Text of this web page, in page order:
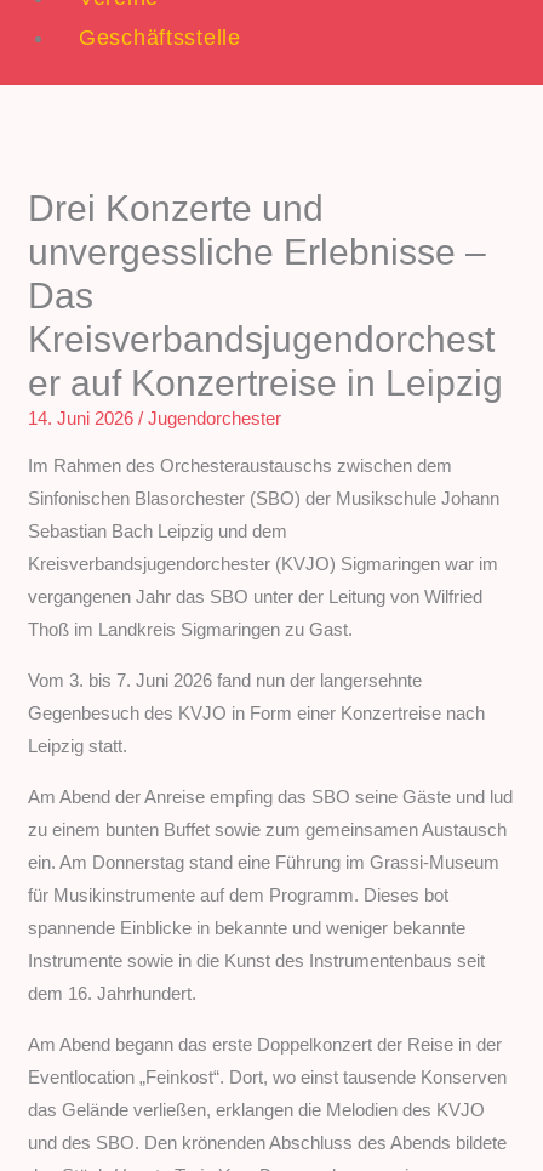
Geschäftsstelle
Drei Konzerte und
unvergessliche Erlebnisse –
Das
Kreisverbandsjugendorchest
er auf Konzertreise in Leipzig
14. Juni 2026/Jugendorchester
Im Rahmen des Orchesteraustauschs zwischen dem
Sinfonischen Blasorchester (SBO) der Musikschule Johann
Sebastian Bach Leipzig und dem
Kreisverbandsjugendorchester (KVJO) Sigmaringen war im
vergangenen Jahr das SBO unter der Leitung von Wilfried
Thoß im Landkreis Sigmaringen zu Gast.
Vom 3. bis 7. Juni 2026 fand nun der langersehnte
Gegenbesuch des KVJO in Form einer Konzertreise nach
Leipzig statt.
Am Abend der Anreise empfing das SBO seine Gäste und lud
zu einem bunten Buffet sowie zum gemeinsamen Austausch
ein. Am Donnerstag stand eine Führung im Grassi-Museum
für Musikinstrumente auf dem Programm. Dieses bot
spannende Einblicke in bekannte und weniger bekannte
Instrumente sowie in die Kunst des Instrumentenbaus seit
dem 16. Jahrhundert.
Am Abend begann das erste Doppelkonzert der Reise in der
Eventlocation „Feinkost“. Dort, wo einst tausende Konserven
das Gelände verließen, erklangen die Melodien des KVJO
und des SBO. Den krönenden Abschluss des Abends bildete